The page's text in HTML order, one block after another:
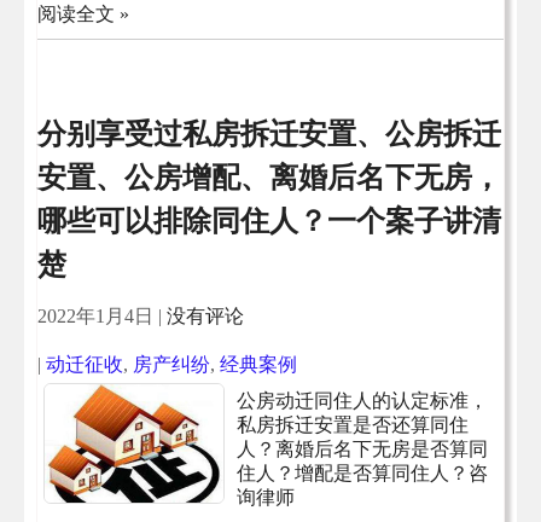
阅读全文 »
分别享受过私房拆迁安置、公房拆迁
安置、公房增配、离婚后名下无房，
哪些可以排除同住人？一个案子讲清
楚
2022年1月4日 | 没有评论
| 动迁征收, 房产纠纷, 经典案例
公房动迁同住人的认定标准，
私房拆迁安置是否还算同住
人？离婚后名下无房是否算同
住人？增配是否算同住人？咨
询律师